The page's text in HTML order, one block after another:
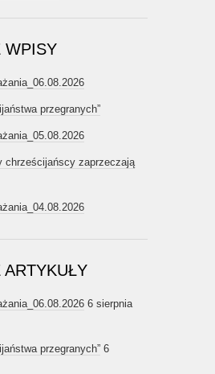
WPISY
przegranych”
chrześcijańscy zaprzeczają
ARTYKUŁY
6 sierpnia
przegranych” 6